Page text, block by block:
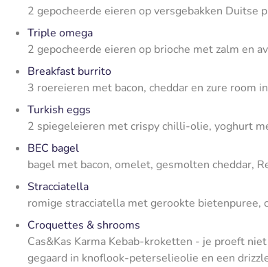
2 gepocheerde eieren op versgebakken Duitse
Triple omega
2 gepocheerde eieren op brioche met zalm en
Breakfast burrito
3 roereieren met bacon, cheddar en zure room
Turkish eggs
2 spiegeleieren met crispy chilli-olie, yoghurt
BEC bagel
bagel met bacon, omelet, gesmolten cheddar,
Stracciatella
romige stracciatella met gerookte bietenpuree,
Croquettes & shrooms
Cas&Kas Karma Kebab-kroketten - je proeft
gegaard in knoflook-peterselieolie en een